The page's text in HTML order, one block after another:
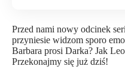
Przed nami nowy odcinek
przyniesie widzom sporo
Barbara prosi Darka? Jak
Przekonajmy się już dziś!